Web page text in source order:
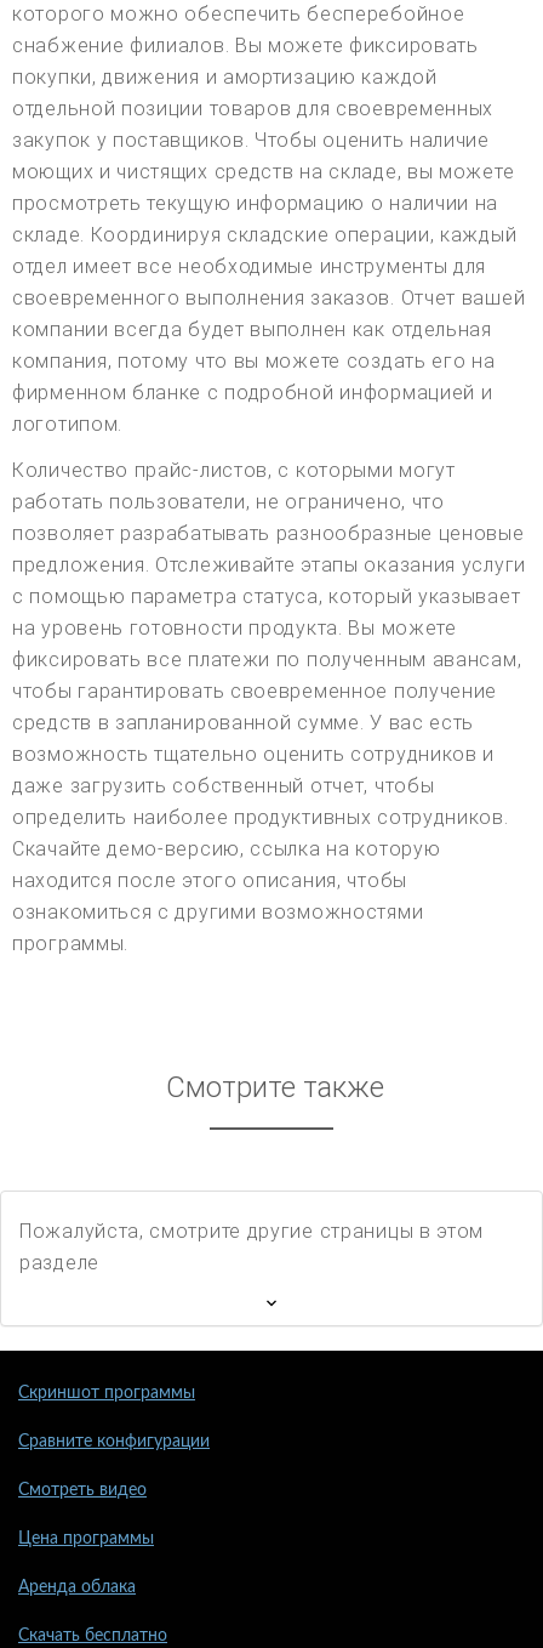
которого можно обеспечить бесперебойное
снабжение филиалов. Вы можете фиксировать
покупки, движения и амортизацию каждой
отдельной позиции товаров для своевременных
закупок у поставщиков. Чтобы оценить наличие
моющих и чистящих средств на складе, вы можете
просмотреть текущую информацию о наличии на
складе. Координируя складские операции, каждый
отдел имеет все необходимые инструменты для
своевременного выполнения заказов. Отчет вашей
компании всегда будет выполнен как отдельная
компания, потому что вы можете создать его на
фирменном бланке с подробной информацией и
логотипом.
Количество прайс-листов, с которыми могут
работать пользователи, не ограничено, что
позволяет разрабатывать разнообразные ценовые
предложения. Отслеживайте этапы оказания услуги
с помощью параметра статуса, который указывает
на уровень готовности продукта. Вы можете
фиксировать все платежи по полученным авансам,
чтобы гарантировать своевременное получение
средств в запланированной сумме. У вас есть
возможность тщательно оценить сотрудников и
даже загрузить собственный отчет, чтобы
определить наиболее продуктивных сотрудников.
Скачайте демо-версию, ссылка на которую
находится после этого описания, чтобы
ознакомиться с другими возможностями
программы.
Смотрите также
Пожалуйста, смотрите другие страницы в этом
разделе
Скриншот программы
Сравните конфигурации
Смотреть видео
Цена программы
Аренда облака
Скачать бесплатно